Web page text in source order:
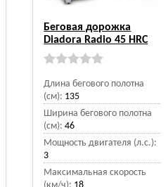
Беговая дорожка
Diadora Radio 45 HRC
Длина бегового полотна
(см): 135
Ширина бегового полотна
(см): 46
Мощность двигателя (л.с.):
3
Максимальная скорость